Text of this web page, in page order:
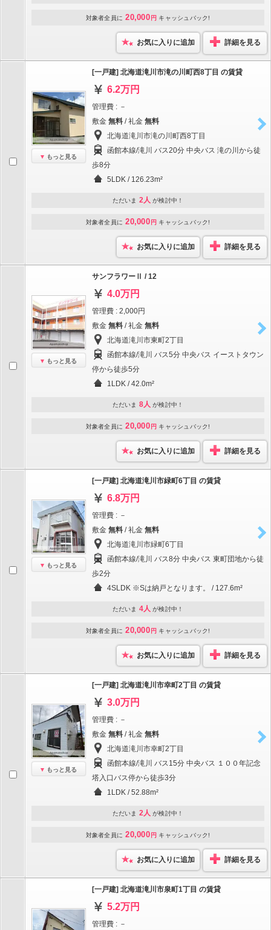
対象者全員に 20,000 円 キャッシュバック!
お気に入りに追加 詳細を見る
もっと見る
[一戸建] 北海道滝川市滝の川町西8丁目 の賃貸
6.2万円
管理費 : －
敷金 無料 / 礼金 無料
北海道滝川市滝の川町西8丁目
函館本線/滝川 バス20分 中央バス 滝の川から徒
歩8分
5LDK / 126.23m²
ただいま 2人 が検討中！
対象者全員に 20,000 円 キャッシュバック!
お気に入りに追加 詳細を見る
もっと見る
サンフラワーⅡ / 12
4.0万円
管理費 : 2,000円
敷金 無料 / 礼金 無料
北海道滝川市東町2丁目
函館本線/滝川 バス5分 中央バス イーストタウン
停から徒歩5分
1LDK / 42.0m²
ただいま 8人 が検討中！
対象者全員に 20,000 円 キャッシュバック!
お気に入りに追加 詳細を見る
もっと見る
[一戸建] 北海道滝川市緑町6丁目 の賃貸
6.8万円
管理費 : －
敷金 無料 / 礼金 無料
北海道滝川市緑町6丁目
函館本線/滝川 バス8分 中央バス 東町団地から徒
歩2分
4SLDK ※Sは納戸となります。 / 127.6m²
ただいま 4人 が検討中！
対象者全員に 20,000 円 キャッシュバック!
お気に入りに追加 詳細を見る
もっと見る
[一戸建] 北海道滝川市幸町2丁目 の賃貸
3.0万円
管理費 : －
敷金 無料 / 礼金 無料
北海道滝川市幸町2丁目
函館本線/滝川 バス15分 中央バス １００年記念
塔入口バス停から徒歩3分
1LDK / 52.88m²
ただいま 2人 が検討中！
対象者全員に 20,000 円 キャッシュバック!
お気に入りに追加 詳細を見る
[一戸建] 北海道滝川市泉町1丁目 の賃貸
5.2万円
管理費 : －